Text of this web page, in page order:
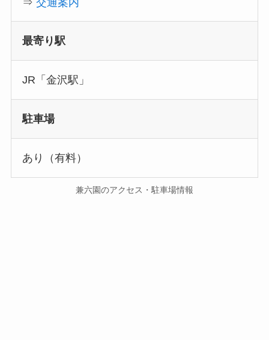
最寄り駅
JR「金沢駅」
駐車場
あり（有料）
兼六園のアクセス・駐車場情報